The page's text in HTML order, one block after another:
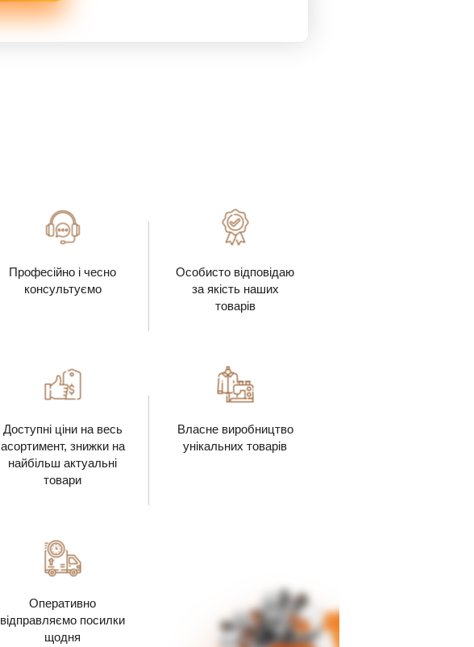
Професійно і чесно
консультуємо
Особисто відповідаю
за якість наших
товарів
Доступні ціни на весь
асортимент, знижки на
найбільш актуальні
товари
Власне виробництво
унікальних товарів
Оперативно
відправляємо посилки
щодня